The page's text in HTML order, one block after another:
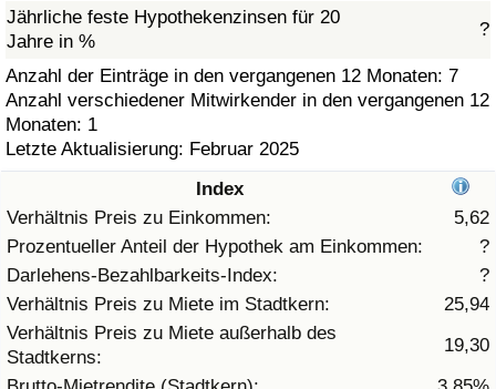
Jährliche feste Hypothekenzinsen für 20
Jahre in %
?
Anzahl der Einträge in den vergangenen 12 Monaten: 7
Anzahl verschiedener Mitwirkender in den vergangenen 12
Monaten: 1
Letzte Aktualisierung: Februar 2025
Index
Verhältnis Preis zu Einkommen:
5,62
Prozentueller Anteil der Hypothek am Einkommen:
?
Darlehens-Bezahlbarkeits-Index:
?
Verhältnis Preis zu Miete im Stadtkern:
25,94
Verhältnis Preis zu Miete außerhalb des
Stadtkerns:
19,30
Gesundheitsversorgungs-Index
Gesundheitsversorgungs-Index nach Land
Umweltverschmutzung
Umweltverschmutzungs-Index (aktuell)
Verschmutzungsindex
Umweltverschmutzungs-Index nach Land
Verkehr